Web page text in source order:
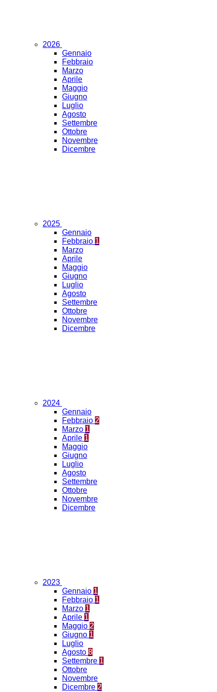
2026
Gennaio
Febbraio
Marzo
Aprile
Maggio
Giugno
Luglio
Agosto
Settembre
Ottobre
Novembre
Dicembre
2025
Gennaio
Febbraio 1
Marzo
Aprile
Maggio
Giugno
Luglio
Agosto
Settembre
Ottobre
Novembre
Dicembre
2024
Gennaio
Febbraio 2
Marzo 1
Aprile 1
Maggio
Giugno
Luglio
Agosto
Settembre
Ottobre
Novembre
Dicembre
2023
Gennaio 1
Febbraio 1
Marzo 1
Aprile 1
Maggio 2
Giugno 1
Luglio
Agosto 8
Settembre 1
Ottobre
Novembre
Dicembre 2